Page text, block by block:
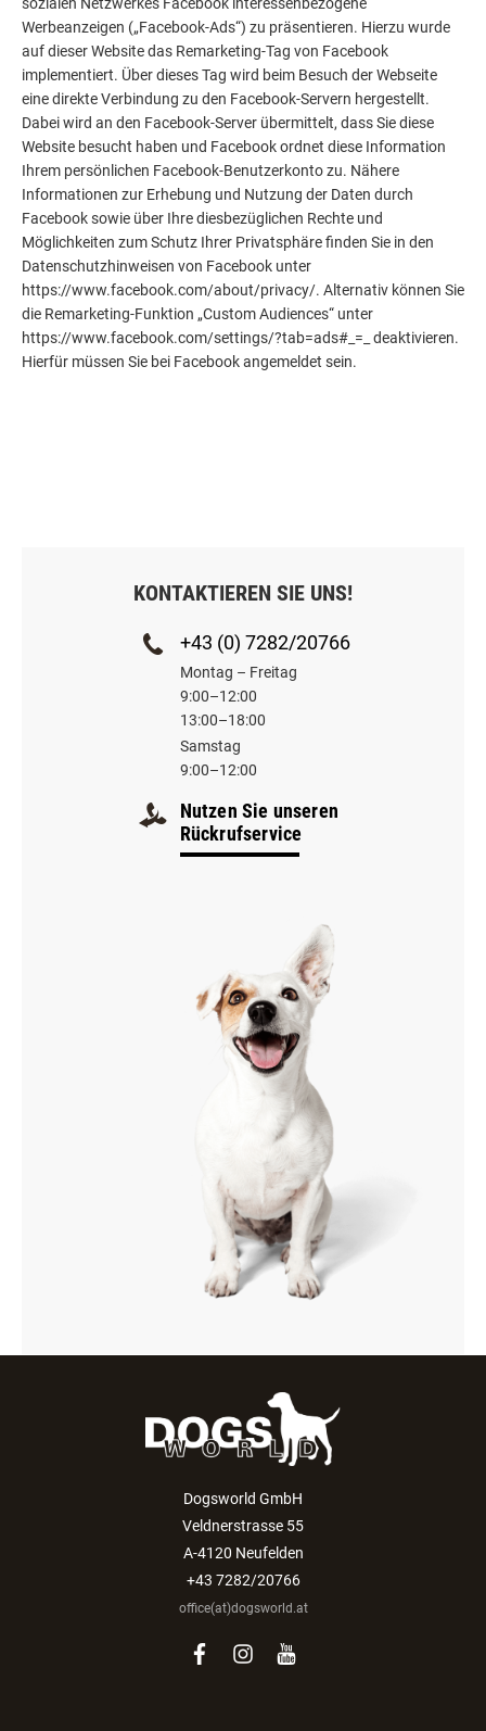
Werbeanzeigen („Facebook-Ads“) zu präsentieren. Hierzu wurde
auf dieser Website das Remarketing-Tag von Facebook
implementiert. Über dieses Tag wird beim Besuch der Webseite
eine direkte Verbindung zu den Facebook-Servern hergestellt.
Dabei wird an den Facebook-Server übermittelt, dass Sie diese
Website besucht haben und Facebook ordnet diese Information
Ihrem persönlichen Facebook-Benutzerkonto zu. Nähere
Informationen zur Erhebung und Nutzung der Daten durch
Facebook sowie über Ihre diesbezüglichen Rechte und
Möglichkeiten zum Schutz Ihrer Privatsphäre finden Sie in den
Datenschutzhinweisen von Facebook unter
https://www.facebook.com/about/privacy/. Alternativ können Sie
die Remarketing-Funktion „Custom Audiences“ unter
https://www.facebook.com/settings/?tab=ads#_=_ deaktivieren.
Hierfür müssen Sie bei Facebook angemeldet sein.
KONTAKTIEREN SIE UNS!
+43 (0) 7282/20766
Montag – Freitag
9:00–12:00
13:00–18:00
Samstag
9:00–12:00
Nutzen Sie unseren
Rückrufservice
Dogsworld GmbH
Veldnerstrasse 55
A-4120 Neufelden
+43 7282/20766
office(at)dogsworld.at
facebook
instagram
youtube